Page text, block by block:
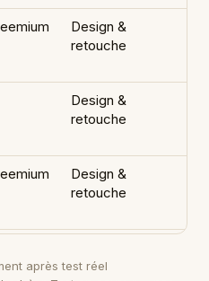
Design &
retouche
Design &
retouche
Design &
retouche
après test réel